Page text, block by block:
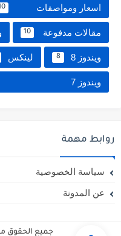
اسعار ومواصفات
مقالات مدفوعة 10
ويندوز 8 8 لينكس
ويندوز 7
روابط مهمة
سياسة الخصوصية
عن المدونة
جميع الحقوق